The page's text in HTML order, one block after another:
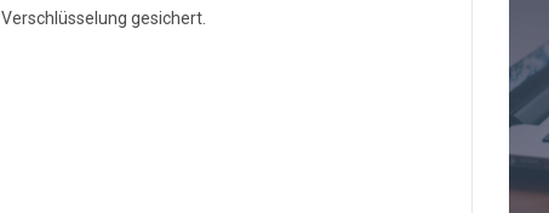
Verschlüsselung gesichert.